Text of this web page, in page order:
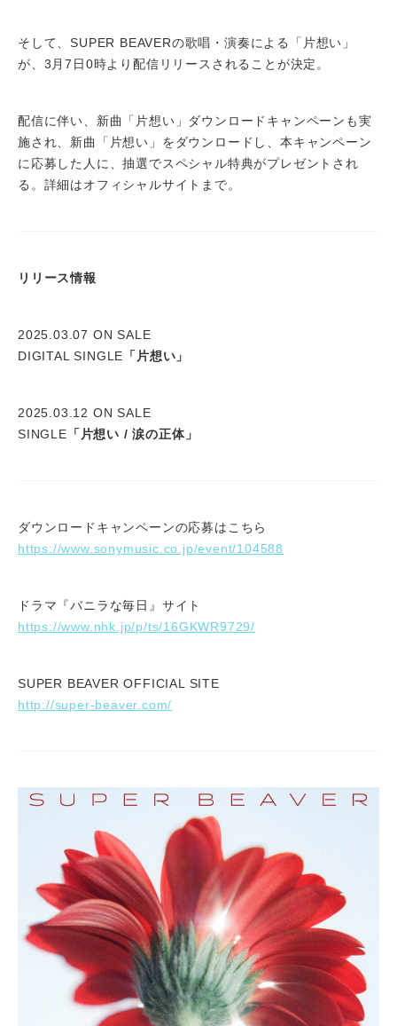
そして、SUPER BEAVERの歌唱・演奏による「片想い」
が、3月7日0時より配信リリースされることが決定。
配信に伴い、新曲「片想い」ダウンロードキャンペーンも実
施され、新曲「片想い」をダウンロードし、本キャンペーン
に応募した人に、抽選でスペシャル特典がプレゼントされ
る。詳細はオフィシャルサイトまで。
リリース情報
2025.03.07 ON SALE
DIGITAL SINGLE 「片想い」
2025.03.12 ON SALE
SINGLE 「片想い / 涙の正体」
ダウンロードキャンペーンの応募はこちら
https://www.sonymusic.co.jp/event/104588
ドラマ『バニラな毎日』サイト
https://www.nhk.jp/p/ts/16GKWR9729/
SUPER BEAVER OFFICIAL SITE
http://super-beaver.com/